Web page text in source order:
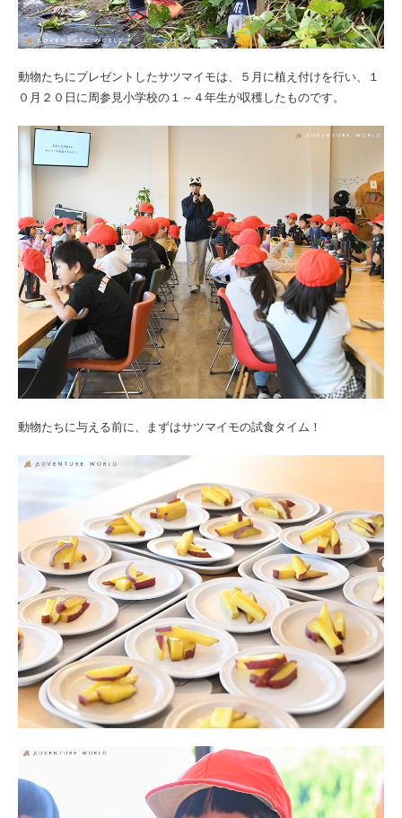
動物たちにプレゼントしたサツマイモは、５月に植え付けを行い、１
０月２０日に周参見小学校の１～４年生が収穫したものです。
動物たちに与える前に、まずはサツマイモの試食タイム！